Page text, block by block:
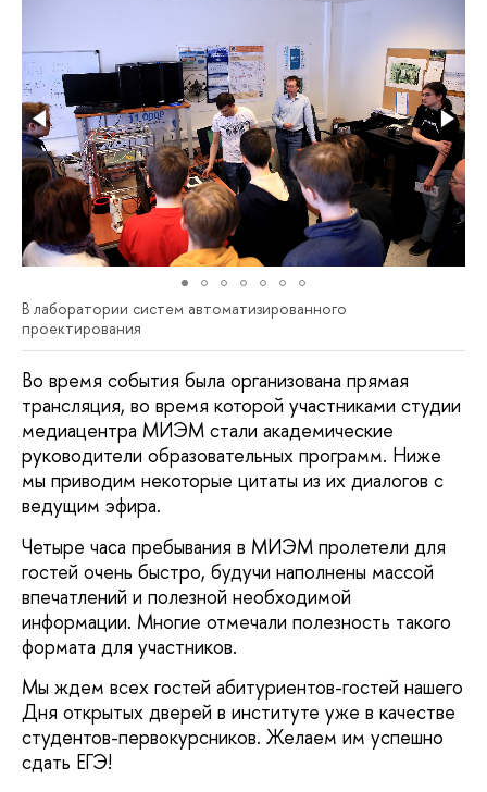
В лаборатории систем автоматизированного
проектирования
Во время события была организована прямая
трансляция, во время которой участниками студии
медиацентра МИЭМ стали академические
руководители образовательных программ. Ниже
мы приводим некоторые цитаты из их диалогов с
ведущим эфира.
Четыре часа пребывания в МИЭМ пролетели для
гостей очень быстро, будучи наполнены массой
впечатлений и полезной необходимой
информации. Многие отмечали полезность такого
формата для участников.
Мы ждем всех гостей абитуриентов-гостей нашего
Дня открытых дверей в институте уже в качестве
студентов-первокурсников. Желаем им успешно
сдать ЕГЭ!